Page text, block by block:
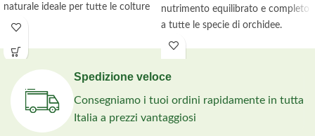
naturale ideale per tutte le colture
orticole, frutticole e ornamentali.
nutrimento equilibrato e completo
a tutte le specie di orchidee.
Prolunga le fioriture.
Spedizione veloce
Consegniamo i tuoi ordini rapidamente in tutta
Italia a prezzi vantaggiosi